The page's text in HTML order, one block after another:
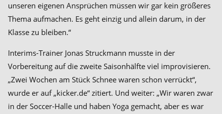
unseren eigenen Ansprüchen müssen wir gar kein größeres
Thema aufmachen. Es geht einzig und allein darum, in der
Klasse zu bleiben.“
Interims-Trainer Jonas Struckmann musste in der
Vorbereitung auf die zweite Saisonhälfte viel improvisieren.
„Zwei Wochen am Stück Schnee waren schon verrückt“,
wurde er auf „kicker.de“ zitiert. Und weiter: „Wir waren zwar
in der Soccer-Halle und haben Yoga gemacht, aber es war